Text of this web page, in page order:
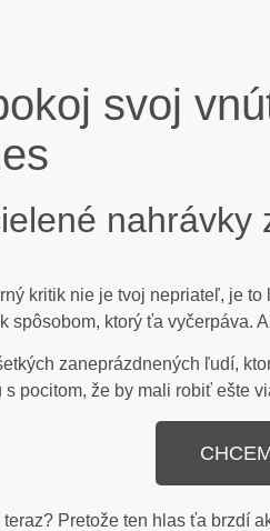
svoj
nahrávky
kritik nie je tvoj nepriateľ, je
spôsobom, ktorý ťa vyčerpáva.
zaneprázdnených ľudí,
s pocitom, že by mali robiť ešte
teraz? Pretože ten hlas ťa brzdí